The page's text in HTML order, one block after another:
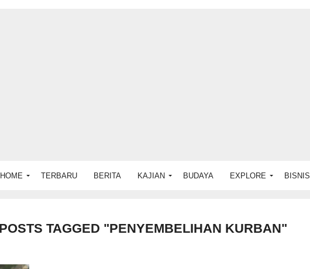
HOME TERBARU BERITA KAJIAN BUDAYA EXPLORE BISNIS
TAGGED "PENYEMBELIHAN KURBAN"